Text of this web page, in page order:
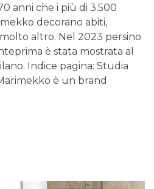
anni che i più di 3.500
decorano abiti,
altro. Nel 2023 persino
è stata mostrata al
Indice pagina: Studia
è un brand